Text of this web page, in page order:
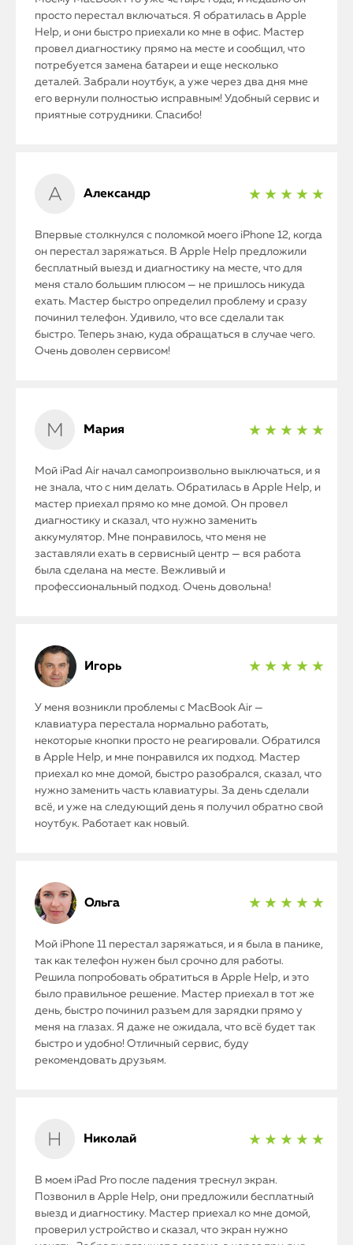
iPhone
MacBook
Watch
просто перестал включаться. Я обратилась в Apple
Help, и они быстро приехали ко мне в офис. Мастер
провел диагностику прямо на месте и сообщил, что
потребуется замена батареи и еще несколько
деталей. Забрали ноутбук, а уже через два дня мне
его вернули полностью исправным! Удобный сервис и
приятные сотрудники. Спасибо!
Александр ★ ★ ★ ★ ★
Впервые столкнулся с поломкой моего iPhone 12, когда
он перестал заряжаться. В Apple Help предложили
бесплатный выезд и диагностику на месте, что для
меня стало большим плюсом — не пришлось никуда
ехать. Мастер быстро определил проблему и сразу
починил телефон. Удивило, что все сделали так
быстро. Теперь знаю, куда обращаться в случае чего.
Очень доволен сервисом!
Мария ★ ★ ★ ★ ★
Мой iPad Air начал самопроизвольно выключаться, и я
не знала, что с ним делать. Обратилась в Apple Help, и
мастер приехал прямо ко мне домой. Он провел
диагностику и сказал, что нужно заменить
аккумулятор. Мне понравилось, что меня не
заставляли ехать в сервисный центр — вся работа
была сделана на месте. Вежливый и
профессиональный подход. Очень довольна!
Игорь ★ ★ ★ ★ ★
У меня возникли проблемы с MacBook Air —
клавиатура перестала нормально работать,
некоторые кнопки просто не реагировали. Обратился
в Apple Help, и мне понравился их подход. Мастер
приехал ко мне домой, быстро разобрался, сказал, что
нужно заменить часть клавиатуры. За день сделали
всё, и уже на следующий день я получил обратно свой
ноутбук. Работает как новый.
Ольга ★ ★ ★ ★ ★
Мой iPhone 11 перестал заряжаться, и я была в панике,
так как телефон нужен был срочно для работы.
Решила попробовать обратиться в Apple Help, и это
было правильное решение. Мастер приехал в тот же
день, быстро починил разъем для зарядки прямо у
меня на глазах. Я даже не ожидала, что всё будет так
быстро и удобно! Отличный сервис, буду
рекомендовать друзьям.
Николай ★ ★ ★ ★ ★
В моем iPad Pro после падения треснул экран.
Позвонил в Apple Help, они предложили бесплатный
выезд и диагностику. Мастер приехал ко мне домой,
проверил устройство и сказал, что экран нужно